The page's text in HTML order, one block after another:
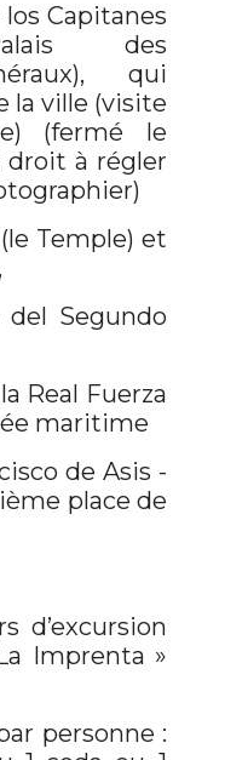
Capitanes
des
qui
la ville (visite
(fermé le
à régler
Temple) et
Segundo
Real Fuerza
maritime
de Asis -
place de
d’excursion
Imprenta »
personne :